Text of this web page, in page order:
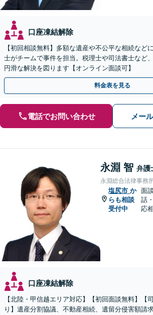
口座凍結解除
【初回相談無料】多額な遺産や不公平な相続など
士がチームで事件を担当。税理士や司法書士など
円滑な解決を図ります【オンライン面談可】
料金表を見る
電話でお問い合わせ メー
永淵 智 弁護
永淵総合法律事務
塩尻市 か
らも相談
受付中
面
話
応
口座凍結解除
【北陸・甲信越エリア対応】【初回面談無料】【
り】遺産分割協議、不動産相続、遺留分侵害額請